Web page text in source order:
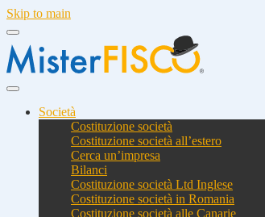
Skip to main
Società
Costituzione società
Costituzione società all’estero
Cerca un’impresa
Bilanci
Costituzione società Ltd Inglese
Costituzione società in Romania
Costituzione società alle Canarie